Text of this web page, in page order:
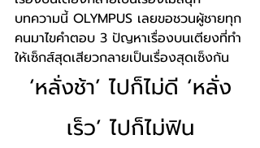
บทความนี้ OLYMPUS เลยขอชวนผู้ชายทุก
คนมาไขคำตอบ 3 ปัญหาเรื่องบนเตียงที่ทำ
ให้เซ็กส์สุดเสียวกลายเป็นเรื่องสุดเซ็งกัน
‘หลั่งช้า’ ไปก็ไม่ดี ‘หลั่ง
เร็ว’ ไปก็ไม่ฟิน